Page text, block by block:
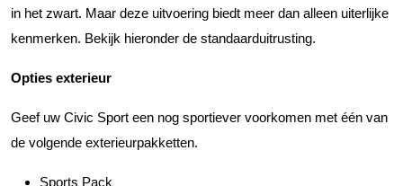
in het zwart. Maar deze uitvoering biedt meer dan alleen uiterlijke
kenmerken. Bekijk hieronder de standaarduitrusting.
Opties exterieur
Geef uw Civic Sport een nog sportiever voorkomen met één van
de volgende exterieurpakketten.
Sports Pack